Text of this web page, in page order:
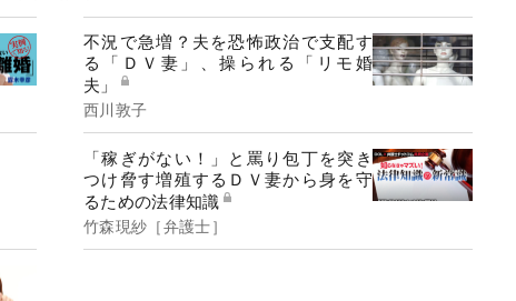
不況で急増？夫を恐怖政治で支配す
る「ＤＶ妻」、操られる「リモ婚
夫」
西川敦子
「稼ぎがない！」と罵り包丁を突き
つけ脅す増殖するＤＶ妻から身を守
るための法律知識
竹森現紗［弁護士］